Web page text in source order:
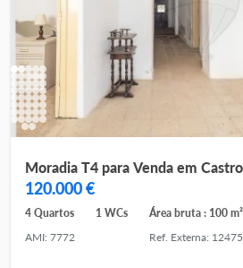
Moradia T4 para
120.000 €
4 Quartos 1 WCs
Área bruta : 100 m²
AMI: 7772